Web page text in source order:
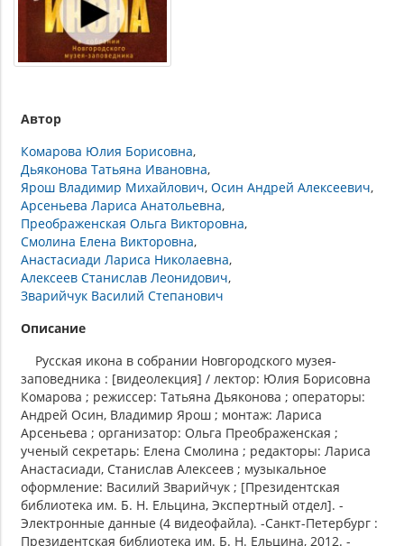
Автор
Комарова Юлия Борисовна
Дьяконова Татьяна Ивановна
Ярош Владимир Михайлович Осин Андрей Алексеевич
Арсеньева Лариса Анатольевна
Преображенская Ольга Викторовна
Смолина Елена Викторовна
Анастасиади Лариса Николаевна
Алексеев Станислав Леонидович
Зварийчук Василий Степанович
Описание
Русская икона в собрании Новгородского музея-
заповедника : [видеолекция] / лектор: Юлия Борисовна
Комарова ; режиссер: Татьяна Дьяконова ; операторы:
Андрей Осин, Владимир Ярош ; монтаж: Лариса
Арсеньева ; организатор: Ольга Преображенская ;
ученый секретарь: Елена Смолина ; редакторы: Лариса
Анастасиади, Станислав Алексеев ; музыкальное
оформление: Василий Зварийчук ; [Президентская
библиотека им. Б. Н. Ельцина, Экспертный отдел]. -
Электронные данные (4 видеофайла). -Санкт-Петербург :
Президентская библиотека им. Б. Н. Ельцина, 2012. -